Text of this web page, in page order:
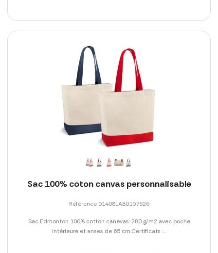
Sac 100% coton canvas personnalisable
Référence 01408LAB0107526
Sac Edmonton 100% cotton canevas: 280 g/m2 avec poche
intérieure et anses de 65 cm.Certificats :...